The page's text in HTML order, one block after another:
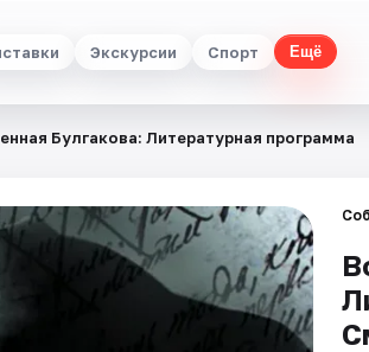
Экскурсии Спорт Ещё
Булгакова: Литературная программа